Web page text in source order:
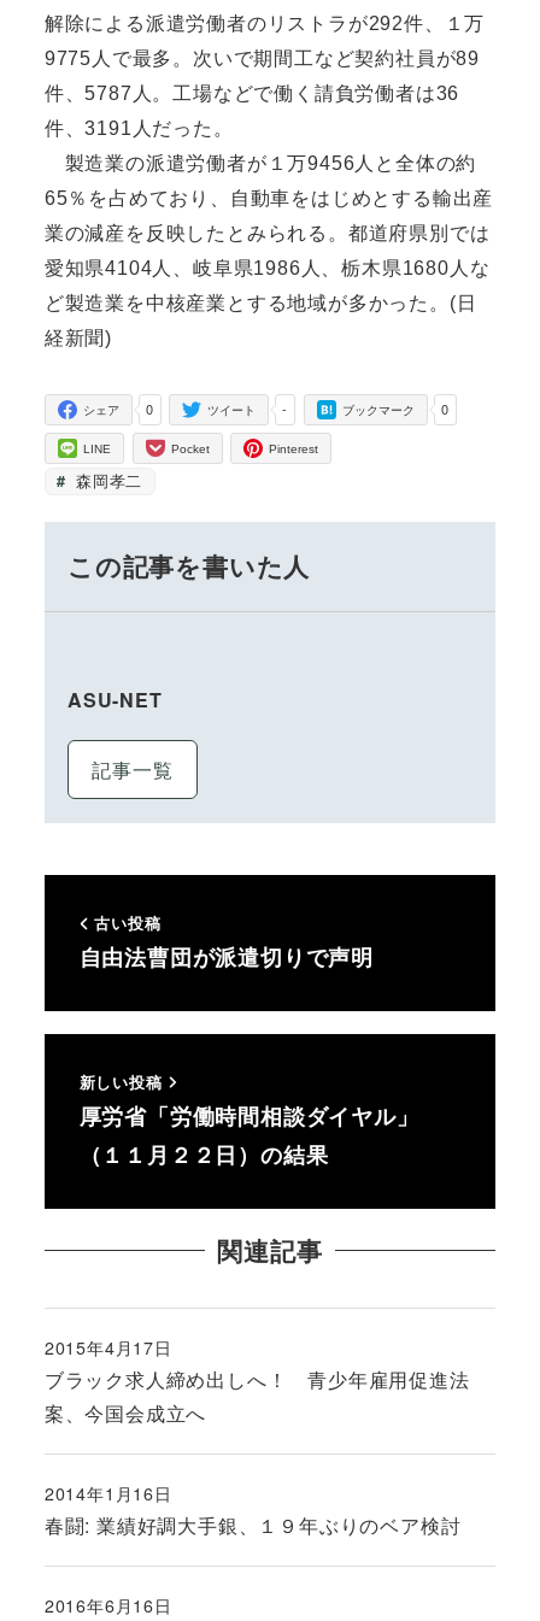
解除による派遣労働者のリストラが292件、１万
9775人で最多。次いで期間工など契約社員が89
件、5787人。工場などで働く請負労働者は36
件、3191人だった。
製造業の派遣労働者が１万9456人と全体の約
65％を占めており、自動車をはじめとする輸出産
業の減産を反映したとみられる。都道府県別では
愛知県4104人、岐阜県1986人、栃木県1680人な
ど製造業を中核産業とする地域が多かった。(日
経新聞)
0
シェア -
ツイート 0
ブックマーク
LINE Pocket Pinterest
森岡孝二
この記事を書いた人
ASU-NET
記事一覧
古い投稿
自由法曹団が派遣切りで声明
新しい投稿
厚労省「労働時間相談ダイヤル」
（１１月２２日）の結果
関連記事
ブラック求人締め出しへ！ 青少年雇用促進法
案、今国会成立へ
投稿日
2015年4月17日
春闘: 業績好調大手銀、１９年ぶりのベア検討
投稿日
2014年1月16日
2016年6月16日